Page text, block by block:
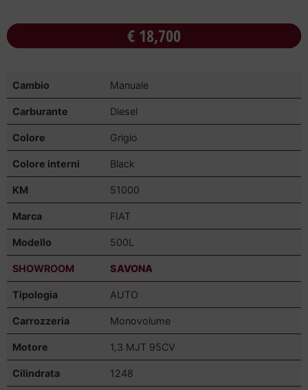
€ 18,700
Cambio Manuale
Carburante Diesel
Colore Grigio
Colore interni Black
KM 51000
Marca FIAT
Modello 500L
SHOWROOM SAVONA
Tipologia AUTO
Carrozzeria Monovolume
Motore 1,3 MJT 95CV
Cilindrata 1248